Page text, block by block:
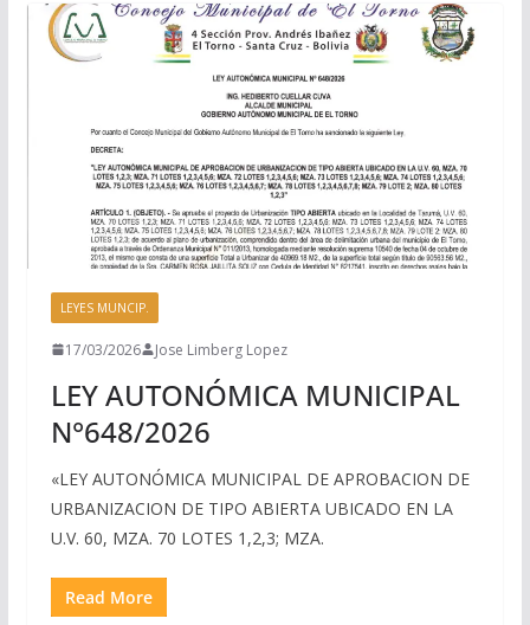
LEYES MUNCIP.
17/03/2026 Jose Limberg Lopez
LEY AUTONÓMICA MUNICIPAL
N°648/2026
«LEY AUTONÓMICA MUNICIPAL DE APROBACION DE
URBANIZACION DE TIPO ABIERTA UBICADO EN LA
U.V. 60, MZA. 70 LOTES 1,2,3; MZA.
Read More